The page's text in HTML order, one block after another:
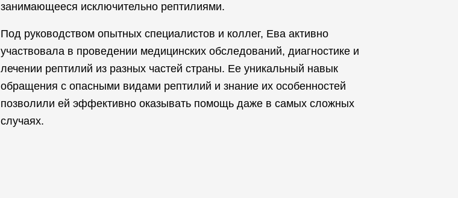
занимающееся исключительно рептилиями.
Под руководством опытных специалистов и коллег, Ева активно
участвовала в проведении медицинских обследований, диагностике и
лечении рептилий из разных частей страны. Ее уникальный навык
обращения с опасными видами рептилий и знание их особенностей
позволили ей эффективно оказывать помощь даже в самых сложных
случаях.